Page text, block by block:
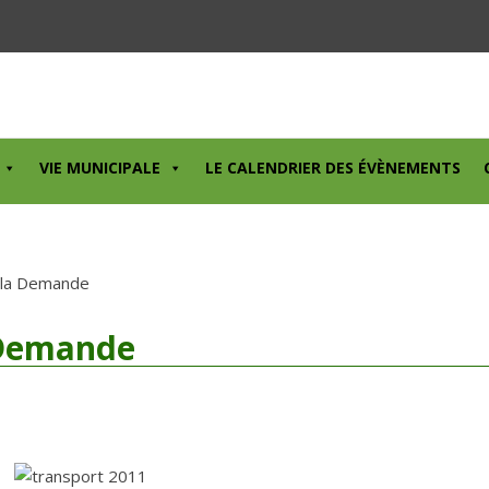
VIE MUNICIPALE LE CALENDRIER DES ÉVÈNEMENTS
Demande